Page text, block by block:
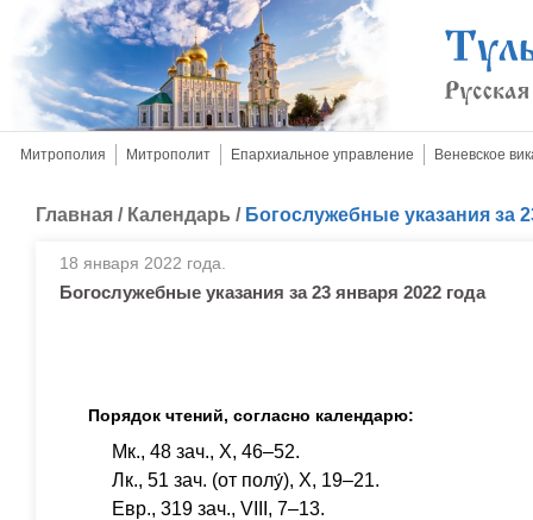
Митрополия Митрополит Епархиальное управление Веневское
Главная / Календарь / Богослужебные указания за
18 января 2022 года.
Богослужебные указания за 23 января 2022 года
Порядок чтений, согласно календарю:
Мк., 48 зач., X, 46–52.
Лк., 51 зач. (от полу́), X, 19–21.
Евр., 319 зач., VIII, 7–13.